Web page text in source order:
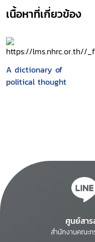
เนื้อหาที่เกี่ยวข้อง
A dictionary of
political thought
ศูนย์สา
สำนักงานคณะ